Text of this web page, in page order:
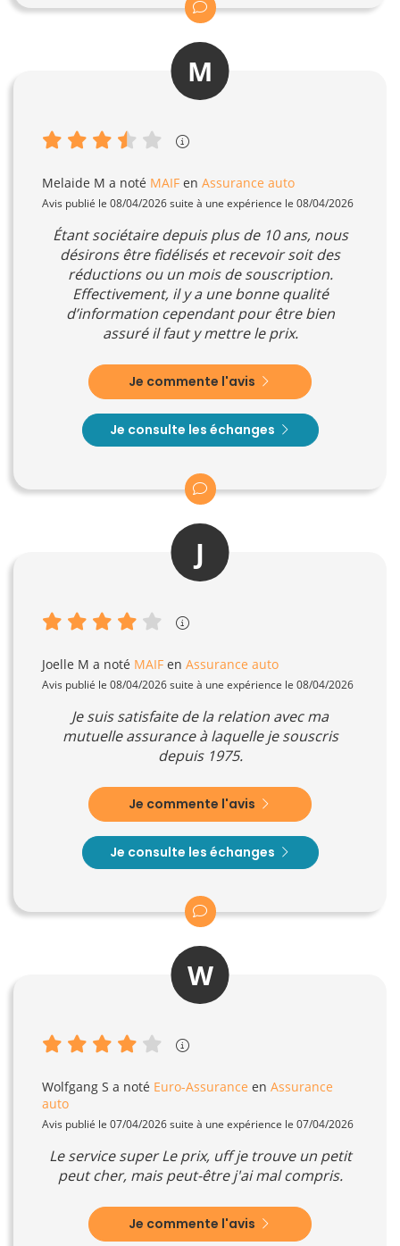
M
Melaide M a noté MAIF en Assurance auto
Avis publié le 08/04/2026 suite à une expérience le 08/04/2026
Étant sociétaire depuis plus de 10 ans, nous
désirons être fidélisés et recevoir soit des
réductions ou un mois de souscription.
Effectivement, il y a une bonne qualité
d’information cependant pour être bien
assuré il faut y mettre le prix.
Je commente l'avis
Je consulte les échanges
J
Joelle M a noté MAIF en Assurance auto
Avis publié le 08/04/2026 suite à une expérience le 08/04/2026
Je suis satisfaite de la relation avec ma
mutuelle assurance à laquelle je souscris
depuis 1975.
Je commente l'avis
Je consulte les échanges
W
Wolfgang S a noté Euro-Assurance en Assurance
auto
Avis publié le 07/04/2026 suite à une expérience le 07/04/2026
Le service super Le prix, uff je trouve un petit
peut cher, mais peut-être j'ai mal compris.
Je commente l'avis